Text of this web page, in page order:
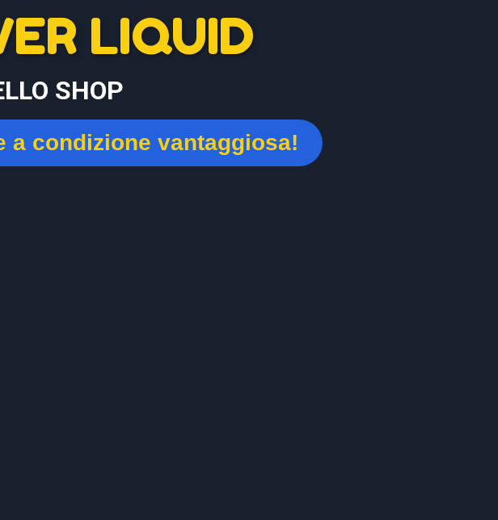
LIQUID
SHOP
a condizione vantaggiosa!